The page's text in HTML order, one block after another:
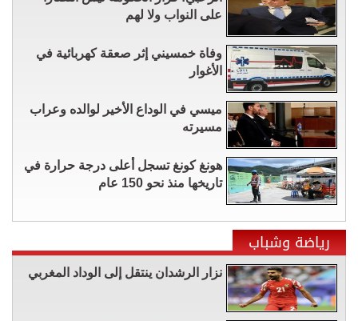
على النواب ولا لهم
وفاة خمسيني إثر صعقة كهربائية في
الأغوار
ميسي في الوداع الأخير لوالده وعراب
مسيرته
هونغ كونغ تسجل أعلى درجة حرارة في
تاريخها منذ نحو 150 عام
رياضة وشباب
نزار الرشدان ينتقل إلى الوداد المغربي